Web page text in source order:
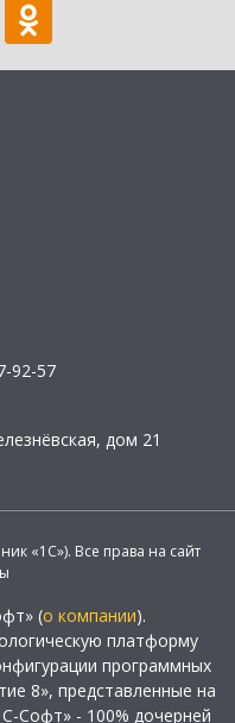
92-57
дом 21
«1С»). Все права на сайт
(о компании).
платформу
программных
8», представленные на
Софт» - 100% дочерней